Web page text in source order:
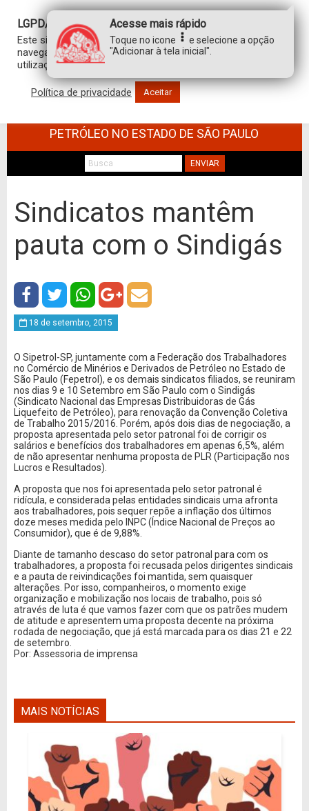
SINDICATO DOS TRABALHADORES NO
PETRÓLEO NO ESTADO DE SÃO PAULO
ENVIAR
Sindicatos mantêm
pauta com o Sindigás
18 de setembro, 2015
O Sipetrol-SP, juntamente com a Federação dos Trabalhadores
no Comércio de Minérios e Derivados de Petróleo no Estado de
São Paulo (Fepetrol), e os demais sindicatos filiados, se reuniram
nos dias 9 e 10 Setembro em São Paulo com o Sindigás
(Sindicato Nacional das Empresas Distribuidoras de Gás
Liquefeito de Petróleo), para renovação da Convenção Coletiva
de Trabalho 2015/2016. Porém, após dois dias de negociação, a
proposta apresentada pelo setor patronal foi de corrigir os
salários e benefícios dos trabalhadores em apenas 6,5%, além
de não apresentar nenhuma proposta de PLR (Participação nos
Lucros e Resultados).
A proposta que nos foi apresentada pelo setor patronal é
ridícula, e considerada pelas entidades sindicais uma afronta
aos trabalhadores, pois sequer repõe a inflação dos últimos
doze meses medida pelo INPC (Índice Nacional de Preços ao
Consumidor), que é de 9,88%.
Diante de tamanho descaso do setor patronal para com os
trabalhadores, a proposta foi recusada pelos dirigentes sindicais
e a pauta de reivindicações foi mantida, sem quaisquer
alterações. Por isso, companheiros, o momento exige
organização e mobilização nos locais de trabalho, pois só
através de luta é que vamos fazer com que os patrões mudem
de atitude e apresentem uma proposta decente na próxima
rodada de negociação, que já está marcada para os dias 21 e 22
de setembro.
Por: Assessoria de imprensa
MAIS NOTÍCIAS
LGPD/GDPR
Este site usa cookies para personalizar sua experiência de
navegação. Ao clicar em “aceitar”, você concorda com a
utilização de TODOS os cookies.
Política de privacidade Aceitar
Acesse mais rápido
Toque no icone
e selecione a opção
"Adicionar à tela inicial".